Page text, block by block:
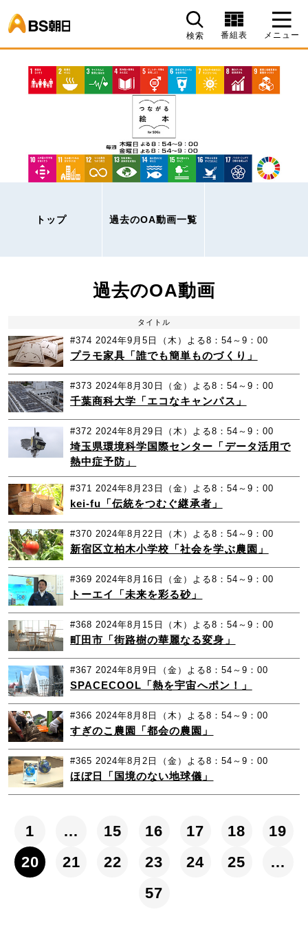
検索 番組表 メニュー
トップ 過去のOA動画一覧
過去のOA動画
タイトル
#374 2024年9月5日（木）よる8：54～9：00
プラモ家具「誰でも簡単ものづくり」
#373 2024年8月30日（金）よる8：54～9：00
千葉商科大学「エコなキャンパス」
#372 2024年8月29日（木）よる8：54～9：00
埼玉県環境科学国際センター「データ活用で
熱中症予防」
#371 2024年8月23日（金）よる8：54～9：00
kei-fu「伝統をつむぐ継承者」
#370 2024年8月22日（木）よる8：54～9：00
新宿区立柏木小学校「社会を学ぶ農園」
#369 2024年8月16日（金）よる8：54～9：00
トーエイ「未来を彩る砂」
#368 2024年8月15日（木）よる8：54～9：00
町田市「街路樹の華麗なる変身」
#367 2024年8月9日（金）よる8：54～9：00
SPACECOOL「熱を宇宙へポン！」
#366 2024年8月8日（木）よる8：54～9：00
すぎのこ農園「都会の農園」
#365 2024年8月2日（金）よる8：54～9：00
ほぼ日「国境のない地球儀」
1 … 15 16 17 18
19
20
21 22 23 24 25
…
57